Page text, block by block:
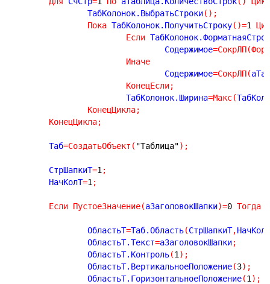
		ТабКолонок.ВыбратьСтроки
( ) ;
Пока ТабКолонок.ПолучитьСтроку( )=1
Если
				Содержимое
=СокрЛП(
Иначе
				Содержимое
=СокрЛП(
КонецЕсли;
			ТабКолонок.Ширина
=Макс(
КонецЦикла;
КонецЦикла;
	Таб
=СоздатьОбъект ( "Таблица") ;
	СтрШапкиТ
=1 ;
	НачКолТ
=1 ;
Если ПустоеЗначение(аЗаголовокШапки)=0 Тогда
		ОбластьТ
=Таб.Область(СтрШапкиТ,
		ОбластьТ.Текст
=аЗаголовокШапки;
		ОбластьТ.Контроль
(1 ) ;
		ОбластьТ.ВертикальноеПоложение
(3) ;
		ОбластьТ.ГоризонтальноеПоложение
(1 ) ;